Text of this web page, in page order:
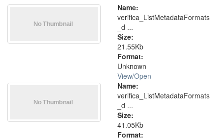
Name:
verifica_ListMetadataFormats
_d ...
Size:
21.55Kb
Format:
Unknown
View/Open
Name:
verifica_ListMetadataFormats
_d ...
Size:
41.05Kb
Format: